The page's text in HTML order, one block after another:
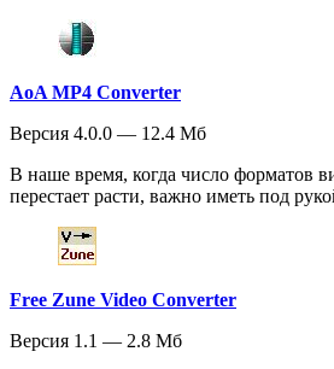
AoA MP4 Converter
Версия 4.0.0 — 12.4 Мб
В наше время, когда число форматов
перестает расти, важно иметь под
Free Zune Video Converter
Версия 1.1 — 2.8 Мб